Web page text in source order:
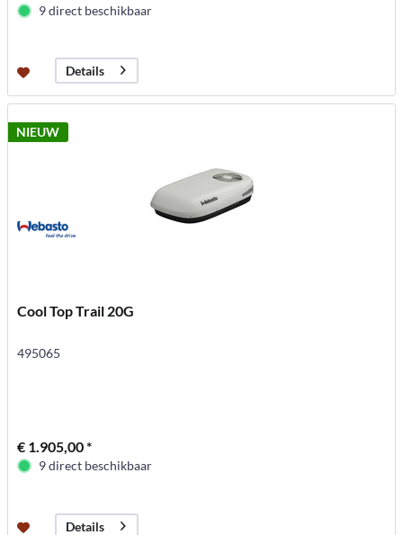
9 direct beschikbaar
Details
NIEUW
Cool Top Trail 20G
495065
€ 1.905,00 *
9 direct beschikbaar
Details